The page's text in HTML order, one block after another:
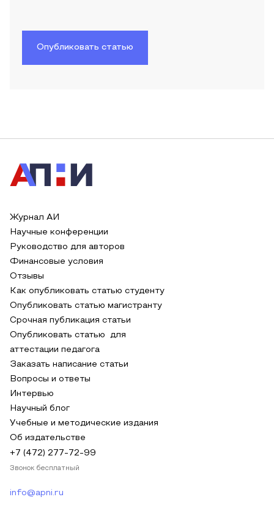
Опубликовать статью
Журнал АИ
Научные конференции
Руководство для авторов
Финансовые условия
Отзывы
Как опубликовать статью студенту
Опубликовать статью магистранту
Срочная публикация статьи
Опубликовать статью для
аттестации педагога
Заказать написание статьи
Вопросы и ответы
Интервью
Научный блог
Учебные и методические издания
Об издательстве
+7 (472) 277-72-99
Звонок бесплатный
info@apni.ru